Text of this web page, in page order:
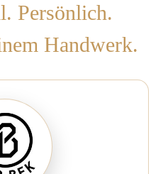
Persönlich.
Handwerk.